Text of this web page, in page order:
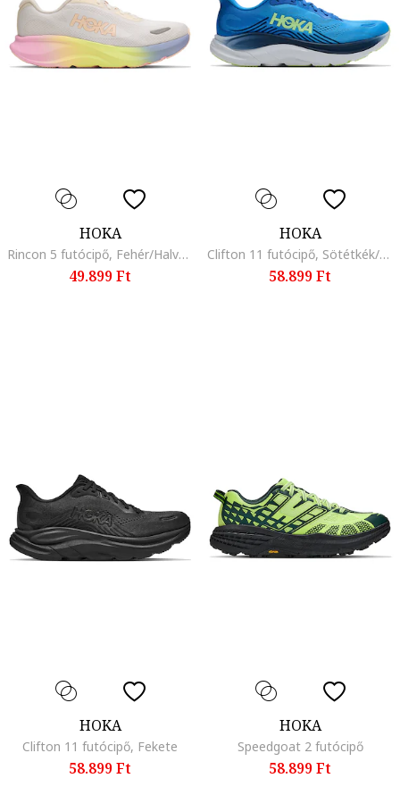
HOKA
Rincon 5 futócipő, Fehér/Halványsárga
49.899 Ft
HOKA
Clifton 11 futócipő, Sötétkék/Kobaltkék
58.899 Ft
HOKA
Clifton 11 futócipő, Fekete
58.899 Ft
HOKA
Speedgoat 2 futócipő
58.899 Ft